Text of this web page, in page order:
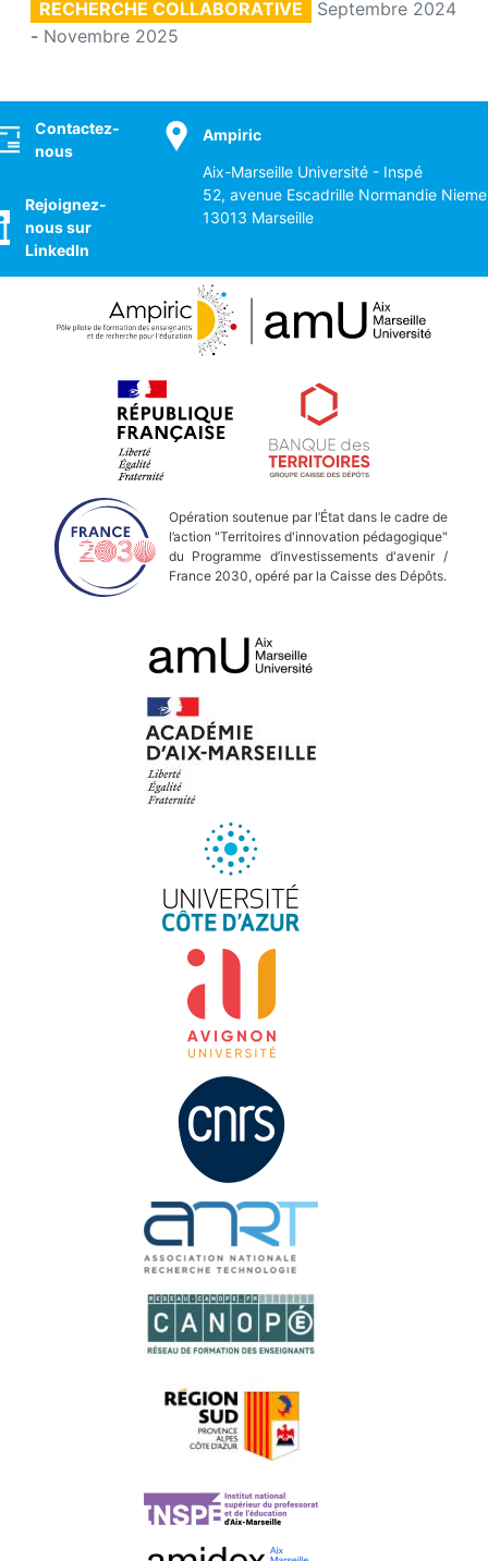
RECHERCHE COLLABORATIVE
Septembre 2024
- Novembre 2025
Contactez-
nous
Rejoignez-
nous sur
LinkedIn
Ampiric
Aix-Marseille Université - Inspé
52, avenue Escadrille Normandie
13013 Marseille
Opération soutenue par l’État dans le cadre de
l’action "Territoires d'innovation pédagogique"
du Programme d’investissements d'avenir /
France 2030, opéré par la Caisse des Dépôts.